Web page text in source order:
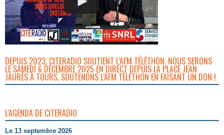
DEPUIS 2023, CITERADIO SOUTIENT L’AFM TÉLÉTHON. NOUS SERONS
LE SAMEDI 6 DÉCEMBRE 2025 EN DIRECT DEPUIS LA PLACE JEAN
JAURÈS À TOURS. SOUTENONS L’AFM TÉLÉTHON EN FAISANT UN DON !
L'AGENDA DE CITERADIO
Le 13 septembre 2026